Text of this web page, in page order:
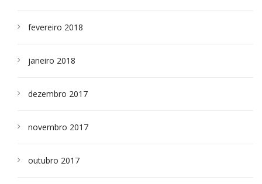
fevereiro 2018
janeiro 2018
dezembro 2017
novembro 2017
outubro 2017